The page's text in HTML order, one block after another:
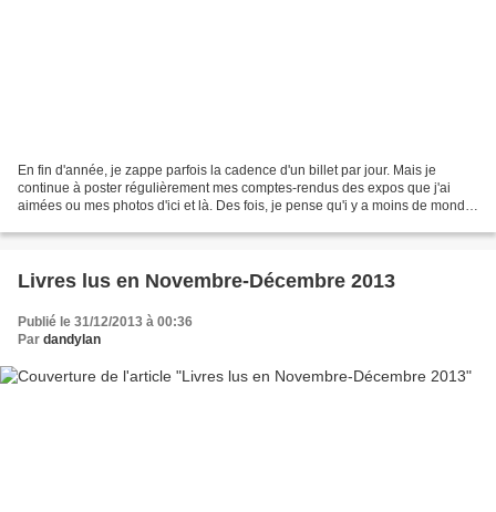
En fin d'année, je zappe parfois la cadence d'un billet par jour. Mais je
continue à poster régulièrement mes comptes-rendus des expos que j'ai
aimées ou mes photos d'ici et là. Des fois, je pense qu'i y a moins de monde
Livres lus en Novembre-Décembre 2013
Publié le 31/12/2013 à 00:36
Par dandylan